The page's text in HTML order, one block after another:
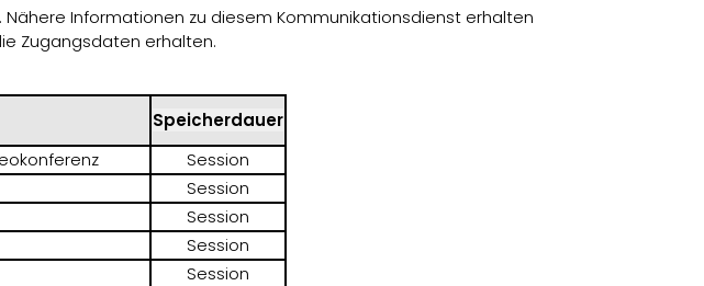
Informationen zu diesem Kommunikationsdienst erhalten
Zugangsdaten erhalten.
Speicherdauer
Session
Session
Session
Session
Session